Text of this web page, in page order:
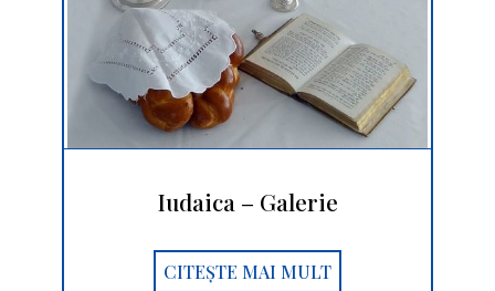
Iudaica – Galerie
CITEȘTE MAI MULT